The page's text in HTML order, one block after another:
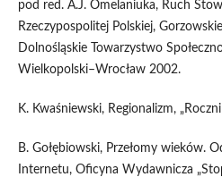
pod red. A.J. Omelaniuka, Ruch
Rzeczypospolitej Polskiej,
Dolnośląskie Towarzystwo
Wielkopolski–Wrocław 2002.
K. Kwaśniewski, Regionalizm,
B. Gołębiowski, Przełomy wieków.
Internetu, Oficyna Wydawnicza